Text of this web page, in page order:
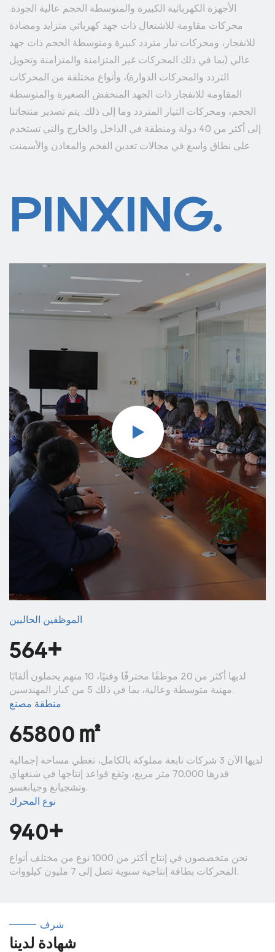
الأجهزة الكهربائية الكبيرة والمتوسطة الحجم عالية الجودة.
محركات مقاومة للاشتعال ذات جهد كهربائي متزايد ومضادة
للانفجار، ومحركات تيار متردد كبيرة ومتوسطة الحجم ذات جهد
عالي (بما في ذلك المحركات غير المتزامنة والمتزامنة وتحويل
التردد والمحركات الدوارة)، وأنواع مختلفة من المحركات
المقاومة للانفجار ذات الجهد المنخفض الصغيرة والمتوسطة
الحجم، ومحركات التيار المتردد وما إلى ذلك. يتم تصدير منتجاتنا
إلى أكثر من 40 دولة ومنطقة في الداخل والخارج والتي تستخدم
على نطاق واسع في مجالات تعدين الفحم والمعادن والأسمنت
السفن وغيرها من المصانع والمؤسسات. نحن نتحرك نحو الحفاظ
على الطاقة والكفاءة وحماية البيئة والأتمتة المتكاملة والتدويل.
تهدف شركة Shanghai Pinxing Explosion-proof Motor
المحركات للمؤسسات الصناعية العالمية ومختلف المجالات،
PINXING.
الموظفين الحاليين
600+
لديها أكثر من 20 موظفًا محترفًا وفنيًا، 10 منهم يحملون ألقابًا
منطقة مصنع
70000 ㎡
لديها الآن 3 شركات تابعة مملوكة بالكامل، تغطي مساحة إجمالية
قدرها 70.000 متر مربع، وتقع قواعد إنتاجها في شنغهاي
نوع المحرك
1000+
نحن متخصصون في إنتاج أكثر من 1000 نوع من مختلف أنواع
شرف
شهادة لدينا